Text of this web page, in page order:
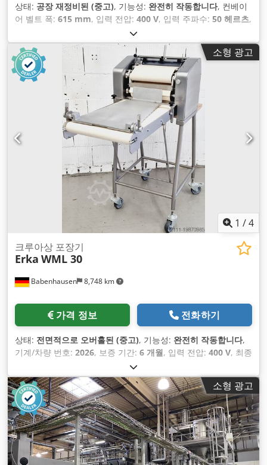
상태: 공장 재정비된 (중고), 기능성: 완전히 작동합니다, 컨베이
어 벨트 폭: 615 mm, 입력 전압: 400 V, 입력 주파수: 50 헤르츠,
, 전기 퓨즈:
mm, 작업 폭:615 mm, 입력 전류 유형:삼상,
소형 광고
1 /4
Babenhausen 8,748 km
크루아상 포장기
Erka WML 30
가격 정보 전화하기
상태: 전면적으로 오버홀된 (중고), 기능성: 완전히 작동합니다,
기계/차량 번호: 2026, 보증 기간: 6 개월, 입력 전압: 400 V, 최종
, DGUV 인증 유효기간:
320 mm, 입력 전류 유형:삼상, 총 폭:630 mm, 총 길이:710
mm, 총 높이:1,220 mm, 소형 광고